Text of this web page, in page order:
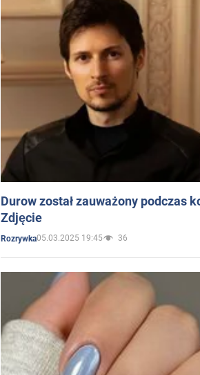
Durow został zauważony podczas
Zdjęcie
Rozrywka05.03.2025 19:45 36